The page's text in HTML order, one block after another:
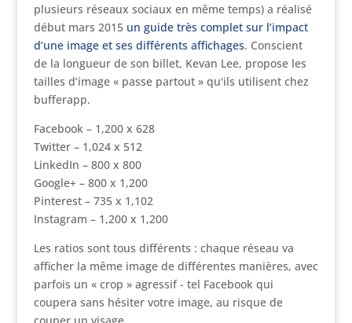
plusieurs réseaux sociaux en même temps) a réalisé
début mars 2015 un guide très complet sur l’impact
d’une image et ses différents affichages. Conscient
de la longueur de son billet, Kevan Lee, propose les
tailles d’image « passe partout » qu'ils utilisent chez
bufferapp.
Facebook – 1,200 x 628
Twitter – 1,024 x 512
LinkedIn – 800 x 800
Google+ – 800 x 1,200
Pinterest – 735 x 1,102
Instagram – 1,200 x 1,200
Les ratios sont tous différents : chaque réseau va
afficher la même image de différentes manières, avec
parfois un « crop » agressif - tel Facebook qui
coupera sans hésiter votre image, au risque de